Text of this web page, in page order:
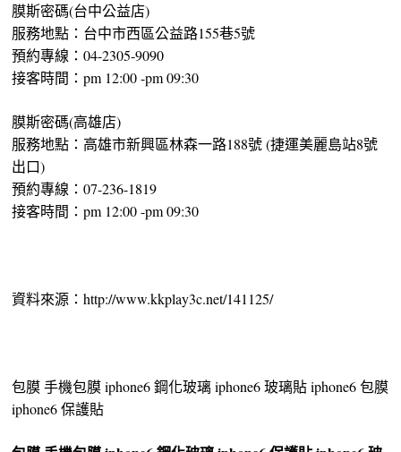
膜斯密碼(台中公益店)
服務地點：台中市西區公益路155巷5號
預約專線：04-2305-9090
接客時間：pm 12:00 -pm 09:30
膜斯密碼(高雄店)
服務地點：高雄市新興區林森一路188號 (捷運美麗島站8號
出口)
預約專線：07-236-1819
接客時間：pm 12:00 -pm 09:30
資料來源：http://www.kkplay3c.net/141125/
包膜 手機包膜 iphone6 鋼化玻璃 iphone6 玻璃貼 iphone6 包膜
iphone6 保護貼